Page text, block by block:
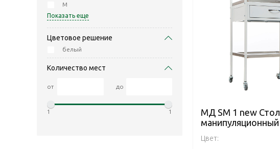
M
Показать еще
Цветовое решение
белый
Количество мест
от до
1 1
МД SM 1 new Стол
манипуляционный
Цвет: